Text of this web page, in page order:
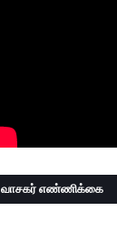
வாசகர் எண்ணிக்கை